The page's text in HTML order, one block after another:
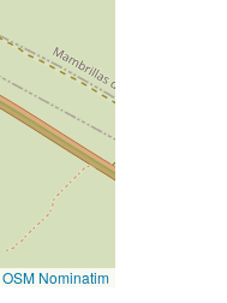
OSM Nominatim